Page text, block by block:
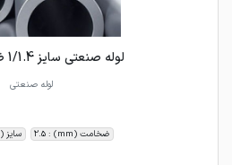
لوله صنعتی سایز 1/1.4 ضخامت 2.5
لوله صنعتی
ضخامت (mm) : 2.5 سایز (inch) : 1/1.4